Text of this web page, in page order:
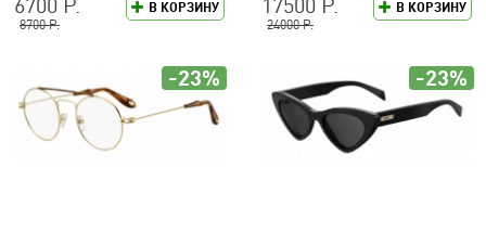
В КОРЗИНУ
8700 Р.
В КОРЗИНУ
24000 Р.
-23% -23%